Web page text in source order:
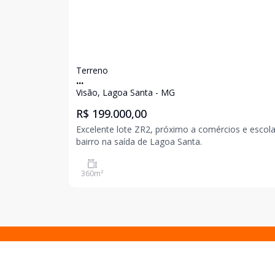
Terreno
...
Visão, Lagoa Santa - MG
R$ 199.000,00
Excelente lote ZR2, próximo a comércios e
bairro na saída de Lagoa Santa.
360m²